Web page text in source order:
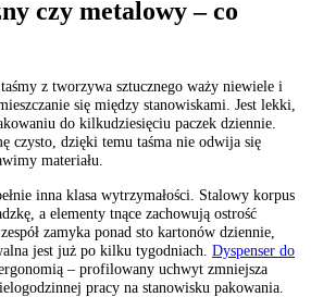
czy metalowy – co
z tworzywa sztucznego waży niewiele i
się między stanowiskami. Jest lekki,
do kilkudziesięciu paczek dziennie.
czysto, dzięki temu taśma nie odwija się
materiału.
inna klasa wytrzymałości. Stalowy korpus
a elementy tnące zachowują ostrość
zamyka ponad sto kartonów dziennie,
jest już po kilku tygodniach. Dyspenser do
– profilowany uchwyt zmniejsza
pracy na stanowisku pakowania.